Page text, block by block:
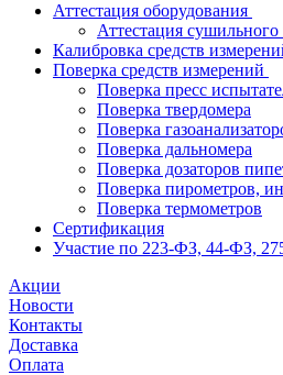
Аттестация оборудования
Аттестация
Калибровка средств
Поверка средств измерений
Поверка пресс
Поверка твердомера
Поверка
Поверка дальномера
Поверка дозаторов
Поверка пирометров,
Поверка термометров
Сертификация
Участие по 223-ФЗ, 44-ФЗ,
Акции
Новости
Контакты
Доставка
Оплата